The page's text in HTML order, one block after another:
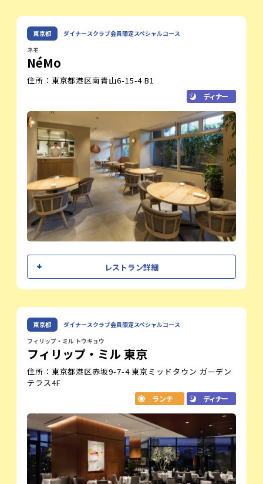
オフィシャルサイト
ルノー・オージ
エ
エグゼクティブ
シェフ
ルノー・オージエです。
今年も「ダイナースクラブ フランス レス
も、日頃の感謝を一皿に込め、
より多くのお客さまにフレンチの魅力を、
日本全国からお届けできる素晴らしい機会
です。進化していくフランス料理を通じ
て、美食体験を愉しむひとときをぜひお過
ごしください。
トゥールダルジャン 東京は、ダイナース
クラブ会員限定特別プランにて参画いたし
ます。
皆さまのご来店を心よりお待ちしておりま
す。
「トゥールダルジャン 東京」は、パリで400年以上の歴史を
シグネチャーメニューの「鴨料理」をはじめ、M.O.F.受章エ
グゼクティブシェフが手がける四季を感じる逸品をお愉しみ
いただけます。
オフィシャルサイト
NéMo
ネモ
住所：東京都港区南青山6-15-4 B1
ディナー
東京都 ダイナースクラブ会員限定スペシャルコース
根本 憲一
シェフ
心地よい空間で大切な人とテーブルを囲
日本の美しい四季を感じ、自然の恵みや、
そして我々の情熱を五感で味わっていただ
きたい。
私達の想いを、大胆かつ繊細に表現してま
レストラン紹介
マは「自然」。幼少期に大自然の中で満たされた“美味しい
記憶”を原点とし、日本の四季の趣に我々の情熱を添えておも
てなしいたします。誰もが心地よい時間を過ごせるよう、店
内はナチュラルな木々の温もり溢れる空間に。コースの約半
分が魚料理というシェフの魚愛、お客様を楽しませるパフォ
ーマンスを通じて、是非大切な方との豊かな食時間をお楽し
レストラン詳細
フィリップ・ミル 東京
フィリップ・ミル トウキョウ
住所：東京都港区赤坂9-7-4 東京ミッドタウン ガーデン
テラス4F
ランチ ディナー
東京都 ダイナースクラブ会員限定スペシャルコース